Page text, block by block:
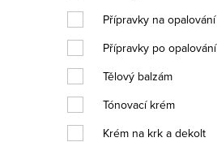
Přípravky na opalování
Přípravky po opalování
Tělový balzám
Tónovací krém
Krém na krk a dekolt